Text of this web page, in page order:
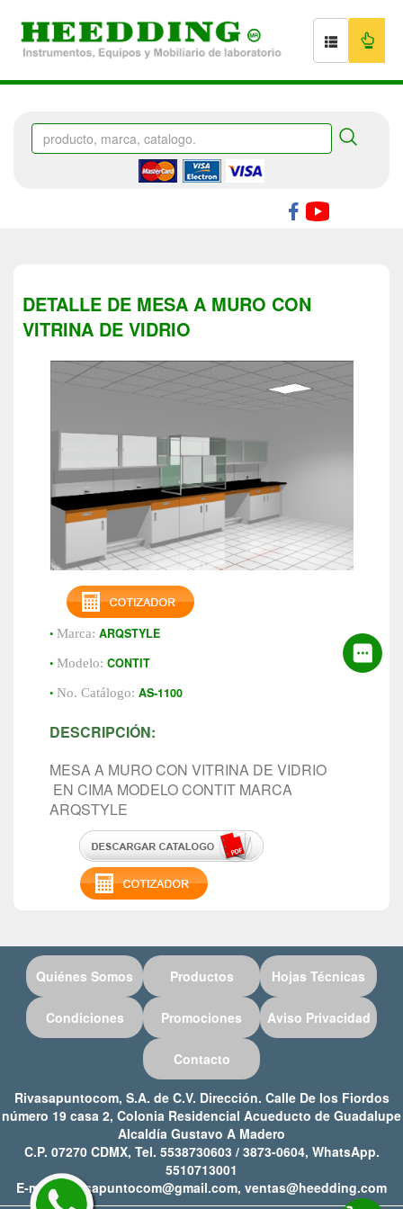
DETALLE DE MESA A MURO CON
VITRINA DE VIDRIO
• Marca: ARQSTYLE
• Modelo: CONTIT
• No. Catálogo: AS-1100
DESCRIPCIÓN:
MESA A MURO CON VITRINA DE VIDRIO
EN CIMA MODELO CONTIT MARCA
ARQSTYLE
Quiénes Somos Productos Hojas Técnicas
Condiciones Promociones Aviso Privacidad
Contacto
Rivasapuntocom, S.A. de C.V. Dirección. Calle De los Fiordos
número 19 casa 2, Colonia Residencial Acueducto de Guadalupe
Alcaldía Gustavo A Madero
C.P. 07270 CDMX, Tel. 5538730603 / 3873-0604, WhatsApp.
5510713001
E-mail: rivasapuntocom@gmail.com, ventas@heedding.com